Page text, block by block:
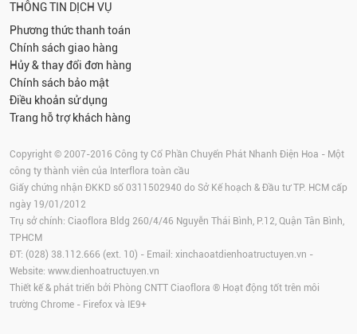
THÔNG TIN DỊCH VỤ
Phương thức thanh toán
Chính sách giao hàng
Hủy & thay đổi đơn hàng
Chính sách bảo mật
Điều khoản sử dụng
Trang hỗ trợ khách hàng
Copyright © 2007-2016 Công ty Cổ Phần Chuyển Phát Nhanh Điện Hoa - Một
công ty thành viên của Interflora toàn cầu
Giấy chứng nhận ĐKKD số 0311502940 do Sở Kế hoạch & Đầu tư TP. HCM cấp
ngày 19/01/2012
Trụ sở chính: Ciaoflora Bldg 260/4/46 Nguyễn Thái Bình, P.12, Quận Tân Bình,
TPHCM
ĐT: (028) 38.112.666 (ext. 10) - Email: xinchaoatdienhoatructuyen.vn -
Website: www.dienhoatructuyen.vn
Thiết kế & phát triển bởi Phòng CNTT Ciaoflora ® Hoạt động tốt trên môi
trường Chrome - Firefox và IE9+